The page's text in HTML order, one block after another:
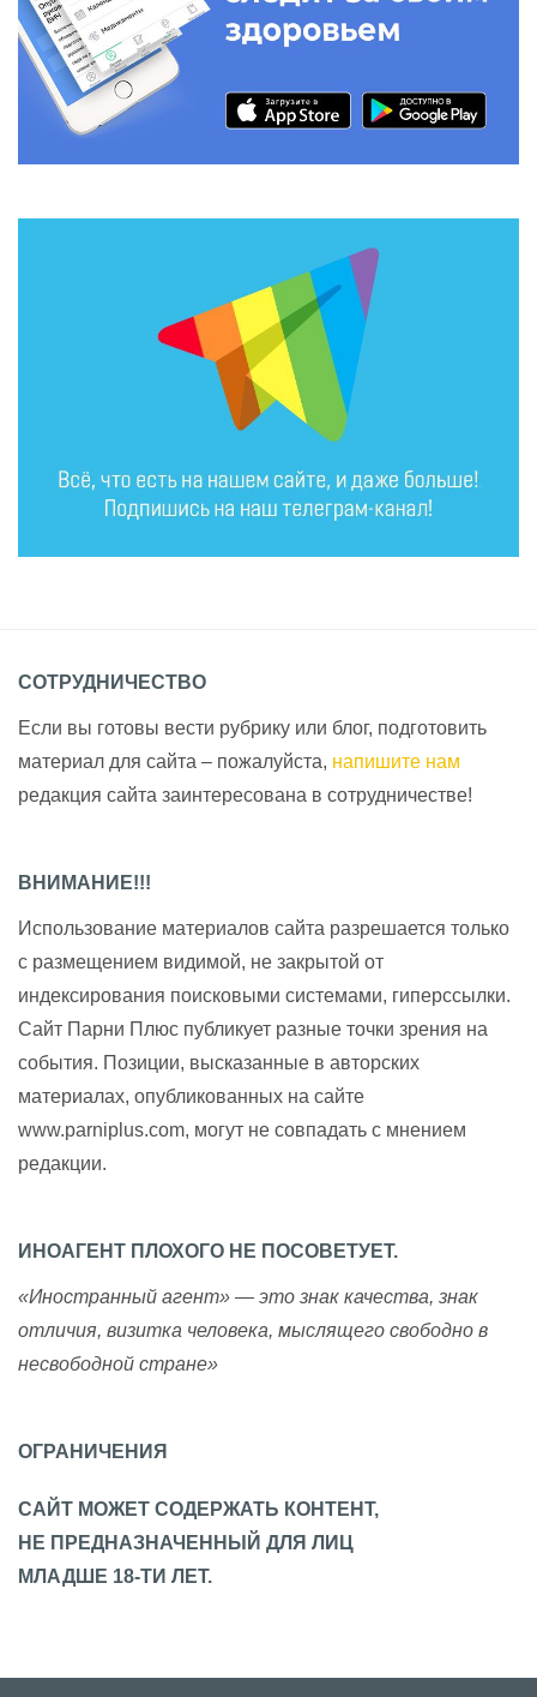
СОТРУДНИЧЕСТВО
Если вы готовы вести рубрику или блог, подготовить
материал для сайта – пожалуйста, напишите нам
редакция сайта заинтересована в сотрудничестве!
ВНИМАНИЕ!!!
Использование материалов сайта разрешается только
с размещением видимой, не закрытой от
индексирования поисковыми системами, гиперссылки.
Сайт Парни Плюс публикует разные точки зрения на
события. Позиции, высказанные в авторских
материалах, опубликованных на сайте
www.parniplus.com, могут не совпадать с мнением
редакции.
ИНОАГЕНТ ПЛОХОГО НЕ ПОСОВЕТУЕТ.
«Иностранный агент» — это знак качества, знак
отличия, визитка человека, мыслящего свободно в
несвободной стране»
ОГРАНИЧЕНИЯ
САЙТ МОЖЕТ СОДЕРЖАТЬ КОНТЕНТ,
НЕ ПРЕДНАЗНАЧЕННЫЙ ДЛЯ ЛИЦ
МЛАДШЕ 18-ТИ ЛЕТ.